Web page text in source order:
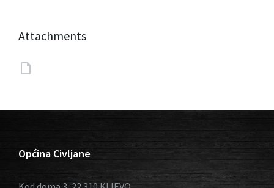
Attachments
Općina Civljane